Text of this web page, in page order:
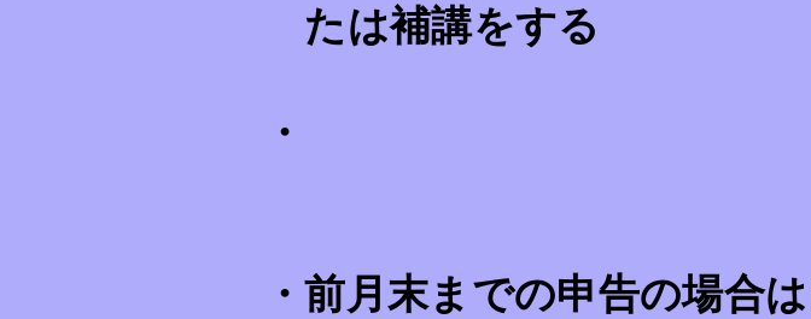
たは補講をする
・
・前月末までの申告の場合